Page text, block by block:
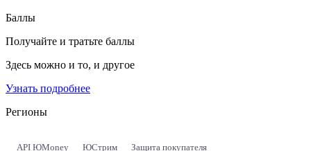
Баллы
Получайте и тратьте баллы
Здесь можно и то, и другое
Узнать подробнее
Регионы
API ЮMoney ЮСтрим Защита покупателя